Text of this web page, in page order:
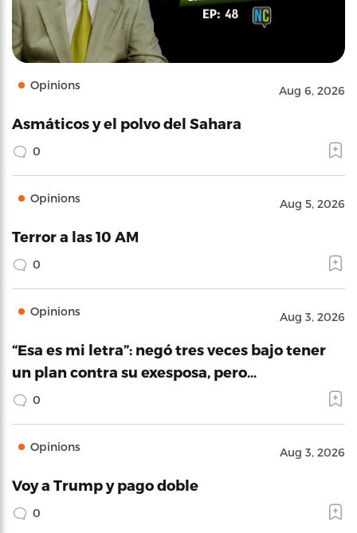
Opinions Aug 6, 2026
Asmáticos y el polvo del Sahara
0
Opinions Aug 5, 2026
Terror a las 10 AM
0
Opinions Aug 3, 2026
“Esa es mi letra”: negó tres veces bajo tener
un plan contra su exesposa, pero…
0
Opinions Aug 3, 2026
Voy a Trump y pago doble
0